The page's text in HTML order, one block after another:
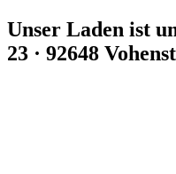
Zum
Inhalt
springen
Unser Laden ist
23 · 92648